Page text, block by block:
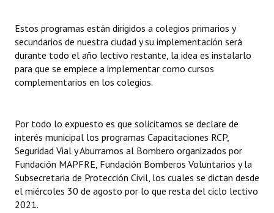
Estos programas están dirigidos a colegios primarios y
secundarios de nuestra ciudad y su implementación será
durante todo el año lectivo restante, la idea es instalarlo
para que se empiece a implementar como cursos
complementarios en los colegios.
Por todo lo expuesto es que solicitamos se declare de
interés municipal los programas Capacitaciones RCP,
Seguridad Vial y Aburramos al Bombero organizados por
Fundación MAPFRE, Fundación Bomberos Voluntarios y la
Subsecretaria de Protección Civil, los cuales se dictan desde
el miércoles 30 de agosto por lo que resta del ciclo lectivo
2021.